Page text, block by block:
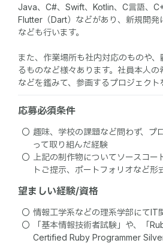
Java、C#、Swift、Kotlin、C言語、
Flutter（Dart）などがあり、新規開発
なども行います。
また、作業場所も社内対応のものや
るものなど様々あります。社員本人
などを鑑みて、参画するプロジェクト
応募必須条件
趣味、学校の課題など問わず、プ
って取り組んだ経験
上記の制作物についてソースコ
トご提示、ポートフォリオなど形
望ましい経験/資格
情報工学系などの理系学部にてIT
「基本情報技術者試験」や、「
Certified Ruby Programmer